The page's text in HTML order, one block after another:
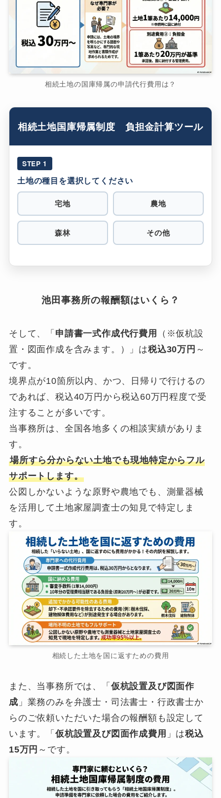
相続土地の国庫帰属の申請代行費用は？
相続土地国庫帰属制度 負担金計算ツール
STEP 1
土地の種目を選択してください
宅地 農地
森林 その他
池田事務所の報酬額はいくら？
そして、「 申請書一式作成代行費用
（※仮杭設
置・図面作成を含みます。）」は税込30万円 ～
です。
境界点が10箇所以内、かつ、日帰りで行けるの
であれば、税込40万円から税込60万円程度で受
注することが多いです。
当事務所は、全国各地多くの相談実績がありま
す。
場所すら分からない土地でも現地特定からフル
サポートします。
公図しかないような原野や農地でも、測量器械
を活用して土地家屋調査士の知見で特定しま
す。
相続した土地を国に返すための費用
また、当事務所では、「 仮杭設置及び図面作
成 」業務のみを弁護士・司法書士・行政書士か
らのご依頼いただいた場合の報酬額も設定して
います。「 仮杭設置及び図面作成費用 」は税込
15万円 ～です。